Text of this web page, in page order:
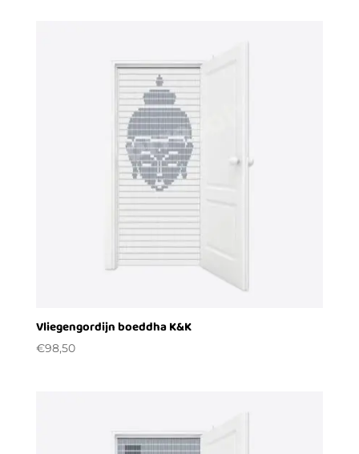
Vliegengordijn boeddha K&K
€98,50